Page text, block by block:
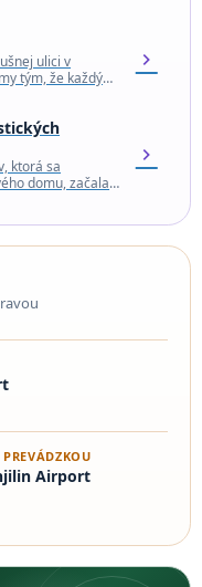
ulici v
tým, že každý
chevron_right
ktorá sa
domu, začala
chevron_right
Airport